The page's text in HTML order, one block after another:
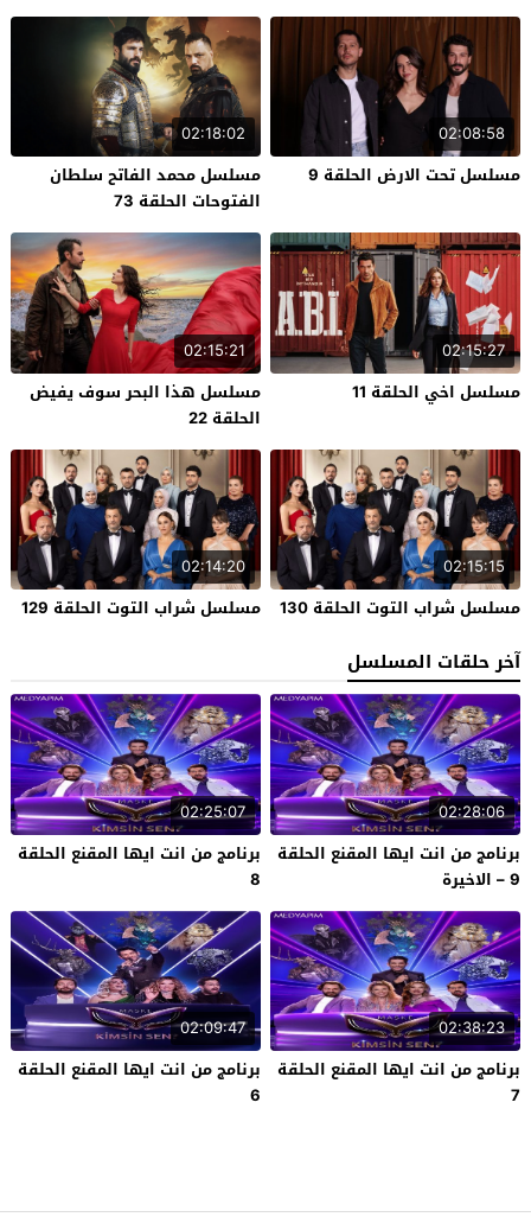
02:08:58
مسلسل تحت الارض الحلقة 9
02:18:02
مسلسل محمد الفاتح سلطان
الفتوحات الحلقة 73
02:15:27
مسلسل اخي الحلقة 11
02:15:21
مسلسل هذا البحر سوف يفيض
الحلقة 22
02:15:15
مسلسل شراب التوت الحلقة 130
02:14:20
مسلسل شراب التوت الحلقة 129
آخر حلقات المسلسل
02:28:06
برنامج من انت ايها المقنع الحلقة
9 – الاخيرة
02:25:07
برنامج من انت ايها المقنع الحلقة
8
02:38:23
برنامج من انت ايها المقنع الحلقة
7
02:09:47
برنامج من انت ايها المقنع الحلقة
6